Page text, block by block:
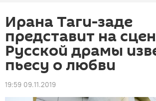
Ирана Таги-заде
представит на
Русской драмы
пьесу о любви
19:59 09.11.2019